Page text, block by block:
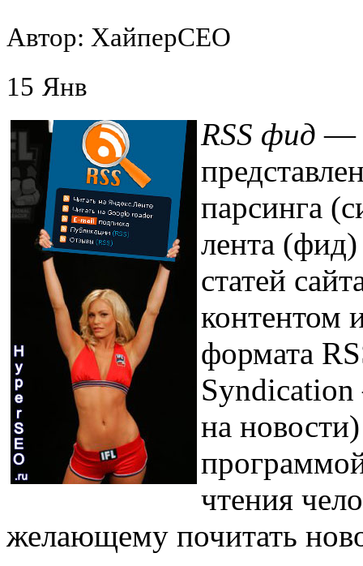
Автор: ХайперСЕО
15 Янв
RSS фид —
парсинга
лента
статей
контентом
формата
Syndication
на
чтения
желающему почитать